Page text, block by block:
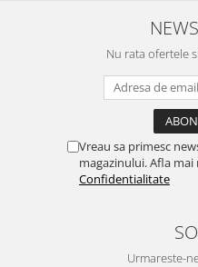
Nu rata ofertele
Vreau sa primesc
magazinului. Afla mai
Confidentialitate
Urmareste-